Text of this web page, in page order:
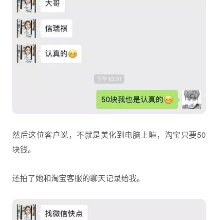
然后这位客户说，不就是美化到电脑上嘛，淘宝只要50
块钱。
还拍了她和淘宝客服的聊天记录给我。